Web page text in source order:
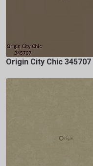
Origin City Chic 345707